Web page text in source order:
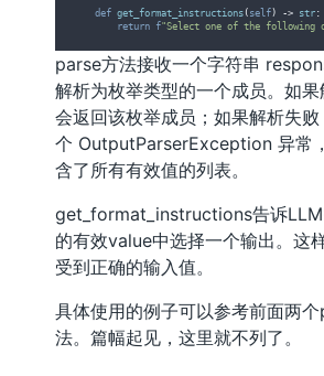
def get_format_instructions ( self ) -> str :
return f"Select one of the following
parse方法接收一个字符串
解析为枚举类型的一个成员。如果
会返回该枚举成员；如果解析失
个 OutputParserException 异常
含了所有有效值的列表。
get_format_instructions告诉LLM
的有效value中选择一个输出。这
受到正确的输入值。
具体使用的例子可以参考前面两
法。篇幅起见，这里就不列了。